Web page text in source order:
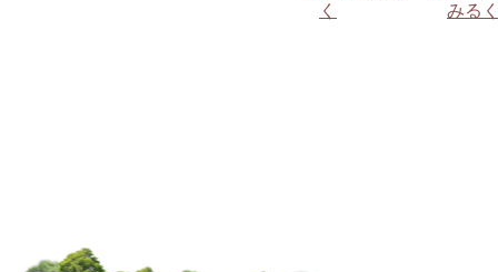
く
みる